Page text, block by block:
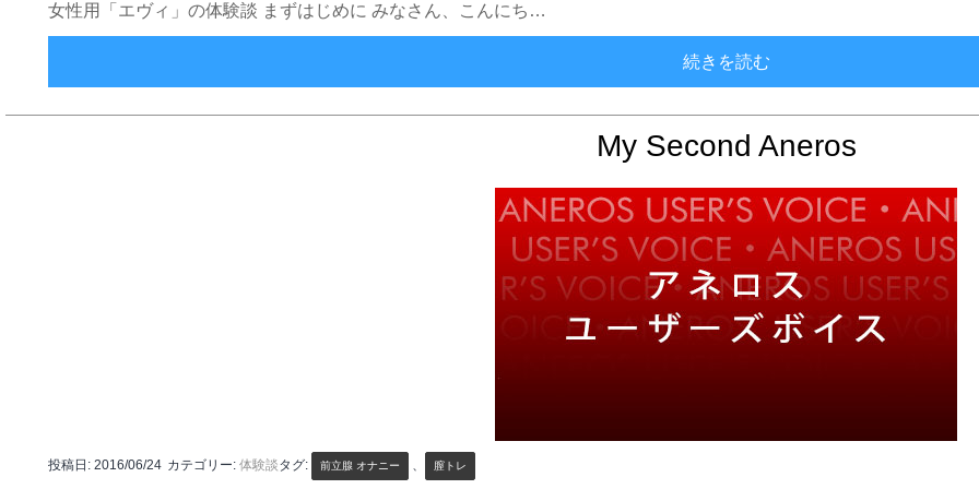
女性用「エヴィ」の体験談 まずはじめに みなさん、こんにち…
続きを読むアネロスは性生活の向上に
My Second Aneros
投稿日:2016/06/24 カテゴリー:体験談タグ: 前立腺 オナニー 、 膣トレ